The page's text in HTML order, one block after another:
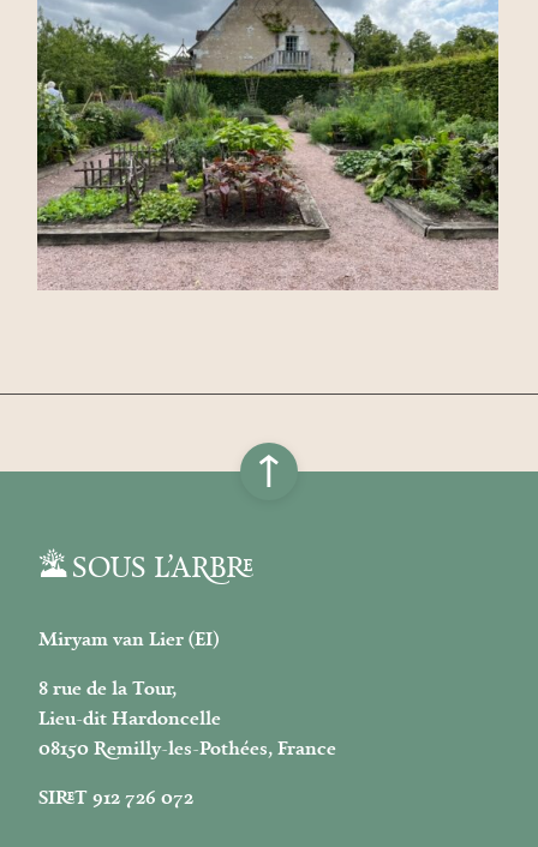
↑
SOUS L’ARBRE
Miryam van Lier (EI)
8 rue de la Tour,
Lieu-dit Hardoncelle
08150 Remilly-les-Pothées, France
SIRET 912 726 072